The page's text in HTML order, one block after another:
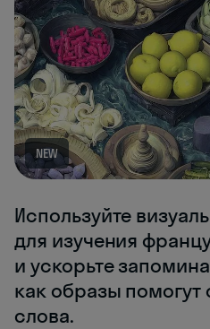
NEW
Используйте
для изучения
и ускорьте
как образы помогут
слова.